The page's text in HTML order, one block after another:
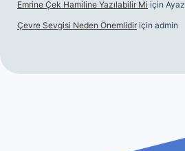
Emrine Çek Hamiline Yazılabilir Mi için Ayaz
Çevre Sevgisi Neden Önemlidir için admin